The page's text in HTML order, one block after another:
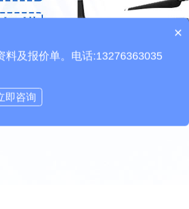
产品包含安装吗？
×
料及报价单。电话:13276363035
即咨询